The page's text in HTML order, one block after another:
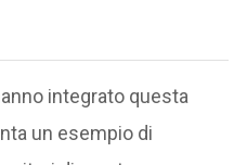
integrato questa
un esempio di